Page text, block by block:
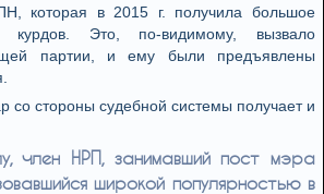
которая в 2015 г. получила большое
курдов. Это, по-видимому, вызвало
партии, и ему были предъявлены
со стороны судебной системы получает и
член НРП, занимавший пост мэра
широкой популярностью в